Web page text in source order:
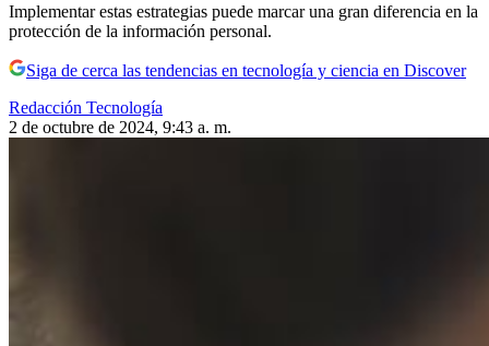
Implementar estas estrategias puede marcar una gran diferencia en la
protección de la información personal.
Siga de cerca las tendencias en tecnología y ciencia en Discover
Redacción Tecnología
2 de octubre de 2024, 9:43 a. m.